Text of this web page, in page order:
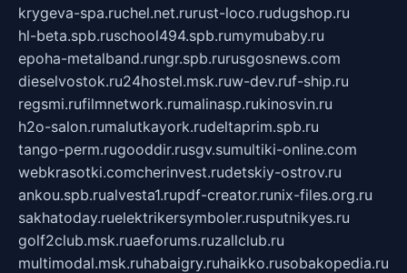
krygeva-spa.ruchel.net.rurust-loco.rudugshop.ru
hl-beta.spb.ruschool494.spb.rumymubaby.ru
epoha-metalband.rungr.spb.rurusgosnews.com
dieselvostok.ru24hostel.msk.ruw-dev.ruf-ship.ru
regsmi.rufilmnetwork.rumalinasp.rukinosvin.ru
h2o-salon.rumalutkayork.rudeltaprim.spb.ru
tango-perm.rugooddir.rusgv.sumultiki-online.com
webkrasotki.comcherinvest.rudetskiy-ostrov.ru
ankou.spb.rualvesta1.rupdf-creator.runix-files.org.ru
sakhatoday.ruelektrikersymboler.rusputnikyes.ru
golf2club.msk.ruaeforums.ruzallclub.ru
multimodal.msk.ruhabaigry.ruhaikko.rusobakopedia.ru